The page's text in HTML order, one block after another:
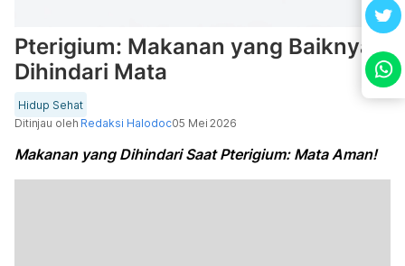
Pterigium: Makanan yang Baiknya
Dihindari Mata
Hidup Sehat
Ditinjau oleh Redaksi Halodoc05 Mei 2026
Makanan yang Dihindari Saat Pterigium: Mata Aman!